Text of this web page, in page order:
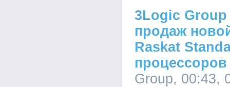
3Logic Group
продаж
Raskat
Group, 00:43,